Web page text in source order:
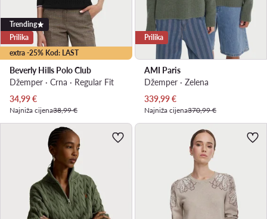
extra -25% Kod: LAST
Trending
Prilika
Beverly Hills Polo Club
Džemper · Crna · Regular Fit
Trenutna cijena
34,99€
Najniža cijena38,99 €
Prilika
AMI Paris
Džemper · Zelena
Trenutna cijena
339,99€
Najniža cijena370,99 €